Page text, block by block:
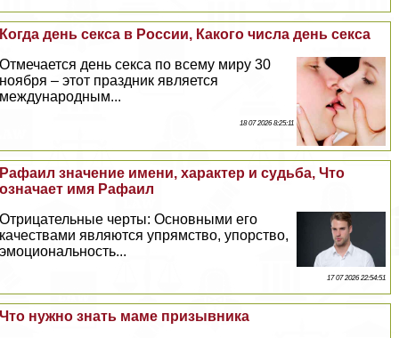
Когда день ceкcа в России, Какого числа день ceкcа
Отмечается день ceкcа по всему миру 30
ноября – этот праздник является
международным...
18 07 2026 8:25:11
Рафаил значение имени, хаpaктер и судьба, Что
означает имя Рафаил
Отрицательные черты: Основными его
качествами являются упрямство, упорство,
эмоциональность...
17 07 2026 22:54:51
Что нужно знать маме призывника